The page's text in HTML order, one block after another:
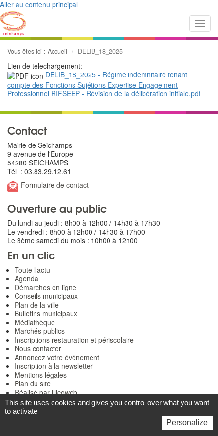
Aller au contenu principal
Vous êtes ici : Accueil DELIB_18_2025
Lien de telechargement:
DELIB_18_2025 - Régime indemnitaire tenant
compte des Fonctions Sujétions Expertise Engagement
Professionnel RIFSEEP - Révision de la délibération initiale.pdf
Contact
Mairie de Seichamps
9 avenue de l'Europe
54280 SEICHAMPS
Tél : 03.83.29.12.61
Formulaire de contact
Ouverture au public
Du lundi au jeudi : 8h00 à 12h00 / 14h30 à 17h30
Le vendredi : 8h00 à 12h00 / 14h30 à 17h00
Le 3ème samedi du mois : 10h00 à 12h00
En un clic
Toute l'actu
Agenda
Démarches en ligne
Conseils municipaux
Plan de la ville
Bulletins municipaux
Médiathèque
Marchés publics
Inscriptions restauration et périscolaire
Nous contacter
Annoncez votre événement
Inscription à la newsletter
Mentions légales
Plan du site
Réalisé par illicoweb
This site uses cookies and gives you control over what you want
to activate
Personalize